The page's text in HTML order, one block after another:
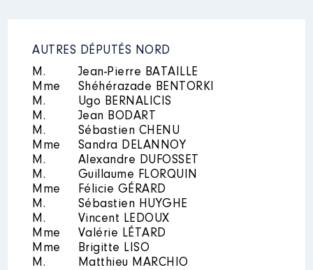
Année Montant
2020 2 488 € Net
Description : Serveur
Commentaire : [Données non
publiées]
Employeur: Taberna / Arena │
De : 06/2019 à 11/2019
Rémunération ou gratification
AUTRES DÉPUTÉS NORD
M.
Jean-Pierre BATAILLE
Mme
Shéhérazade BENTORKI
M.
Ugo BERNALICIS
M.
Jean BODART
M.
Sébastien CHENU
Mme
Sandra DELANNOY
M.
Alexandre DUFOSSET
M.
Guillaume FLORQUIN
Mme
Félicie GÉRARD
M.
Sébastien HUYGHE
M.
Vincent LEDOUX
Mme
Valérie LÉTARD
Mme
Brigitte LISO
M.
Matthieu MARCHIO